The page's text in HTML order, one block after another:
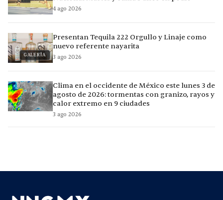
4 ago 2026
GALERÍA
Presentan Tequila 222 Orgullo y Linaje como
nuevo referente nayarita
3 ago 2026
Clima en el occidente de México este lunes 3 de
agosto de 2026: tormentas con granizo, rayos y
calor extremo en 9 ciudades
3 ago 2026